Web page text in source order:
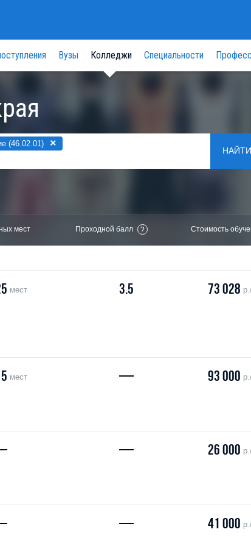
Вузы Колледжи Специальности
(46.02.01) ×
НАЙТИ
мест Проходной балл ? Стоимость
мест 3.5 73 028
мест — 93 000
— 26 000
— 41 000